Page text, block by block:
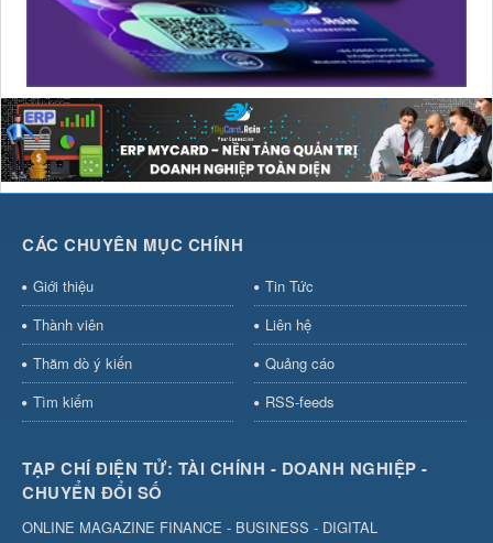
CÁC CHUYÊN MỤC CHÍNH
Giới thiệu
Tin Tức
Thành viên
Liên hệ
Thăm dò ý kiến
Quảng cáo
Tìm kiếm
RSS-feeds
TẠP CHÍ ĐIỆN TỬ: TÀI CHÍNH - DOANH NGHIỆP -
CHUYỂN ĐỔI SỐ
ONLINE MAGAZINE FINANCE - BUSINESS - DIGITAL